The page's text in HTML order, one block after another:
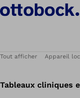
Tout afficher Appareil
Tableaux cliniques